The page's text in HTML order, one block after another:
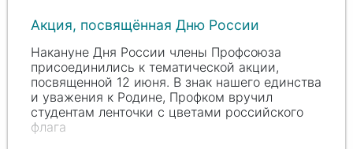
Акция, посвящённая Дню России
Накануне Дня России члены Профсоюза
присоединились к тематической акции,
посвященной 12 июня. В знак нашего единства
и уважения к Родине, Профком вручил
студентам ленточки с цветами российского
флага